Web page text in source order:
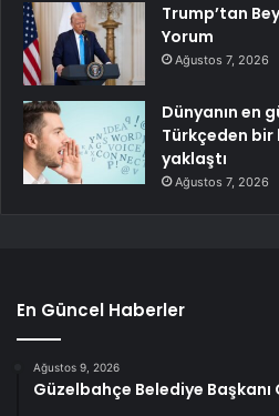
Trump’tan
Yorum
Ağustos 7, 2026
Dünyanın en
Türkçeden bir
yaklaştı
Ağustos 7, 2026
En Güncel Haberler
Ağustos 9, 2026
Güzelbahçe Belediye Başkanı